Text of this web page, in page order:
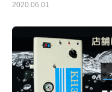
2020.06.01